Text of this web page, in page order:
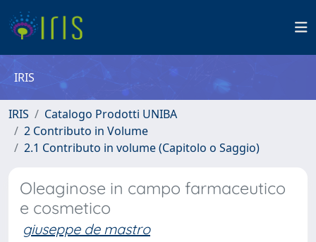
IRIS
IRIS
Catalogo Prodotti UNIBA
2 Contributo in Volume
2.1 Contributo in volume (Capitolo o Saggio)
Oleaginose in campo farmaceutico
e cosmetico
giuseppe de mastro